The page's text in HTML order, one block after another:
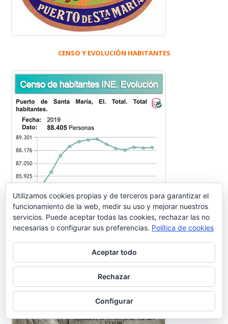
CENSO Y EVOLUCIÓN HABITANTES
WASHINTONG IRVING
Utilizamos cookies propias y de terceros para garantizar el
funcionamiento de la web, medir su uso y mejorar nuestros
servicios. Puede aceptar todas las cookies, rechazar las no
necesarias o configurar sus preferencias. Política de cookies
Aceptar todo
Rechazar
Configurar